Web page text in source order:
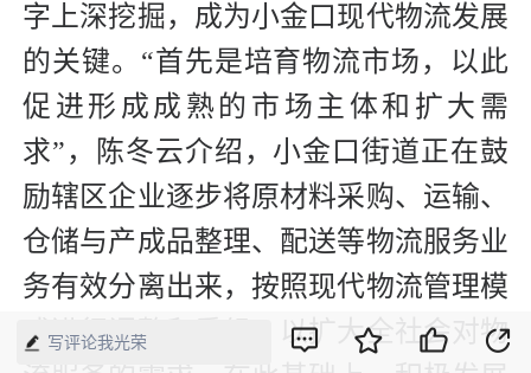
字上深挖掘，成为小金口现代物流发展
的关键。“首先是培育物流市场，以此
促进形成成熟的市场主体和扩大需
求”，陈冬云介绍，小金口街道正在鼓
励辖区企业逐步将原材料采购、运输、
仓储与产成品整理、配送等物流服务业
务有效分离出来，按照现代物流管理模
式进行调整和重组，以扩大全社会对物
写评论我光荣